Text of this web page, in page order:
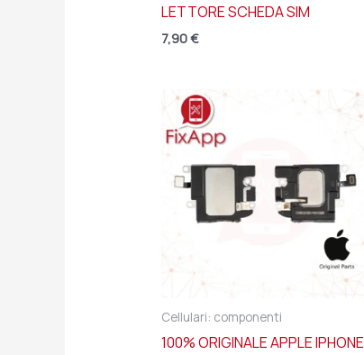
LETTORE SCHEDA SIM
7,90€
Cellulari: componenti
100% ORIGINALE APPLE IPHONE